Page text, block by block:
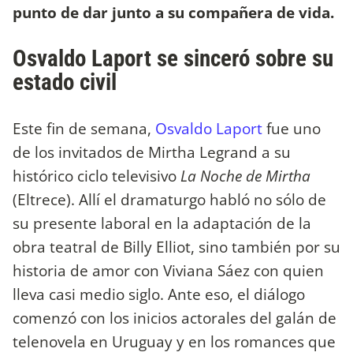
punto de dar junto a su compañera de vida.
Osvaldo Laport se sinceró sobre su
estado civil
Este fin de semana, Osvaldo Laportfue uno
de los invitados de Mirtha Legrand a su
histórico ciclo televisivo La Noche de Mirtha
(Eltrece). Allí el dramaturgo habló no sólo de
su presente laboral en la adaptación de la
obra teatral de Billy Elliot, sino también por su
historia de amor con Viviana Sáez con quien
lleva casi medio siglo. Ante eso, el diálogo
comenzó con los inicios actorales del galán de
telenovela en Uruguay y en los romances que